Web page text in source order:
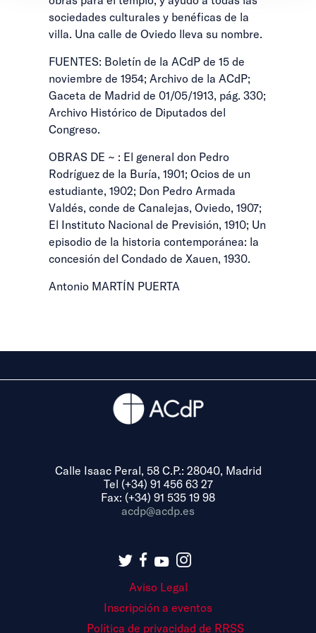
sociedades culturales y benéficas de la
villa. Una calle de Oviedo lleva su nombre.
FUENTES: Boletín de la ACdP de 15 de
noviembre de 1954; Archivo de la ACdP;
Gaceta de Madrid de 01/05/1913, pág. 330;
Archivo Histórico de Diputados del
Congreso.
OBRAS DE ~ : El general don Pedro
Rodríguez de la Buría, 1901; Ocios de un
estudiante, 1902; Don Pedro Armada
Valdés, conde de Canalejas, Oviedo, 1907;
El Instituto Nacional de Previsión, 1910; Un
episodio de la historia contemporánea: la
concesión del Condado de Xauen, 1930.
Antonio MARTÍN PUERTA
Calle Isaac Peral, 58 C.P.: 28040, Madrid
Tel (+34) 91 456 63 27
Fax: (+34) 91 535 19 98
acdp@acdp.es
Aviso Legal
Inscripción a eventos
Política de privacidad de RRSS